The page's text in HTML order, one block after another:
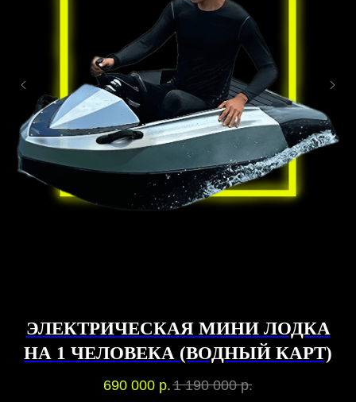
ЭЛЕКТРИЧЕСКАЯ МИНИ ЛОДКА
НА 1 ЧЕЛОВЕКА (ВОДНЫЙ КАРТ)
690 000 р. 1 190 000 р.